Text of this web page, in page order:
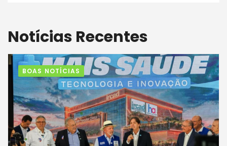
Notícias Recentes
BOAS NOTÍCIAS